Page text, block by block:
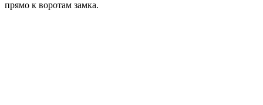
прямо к воротам замка.